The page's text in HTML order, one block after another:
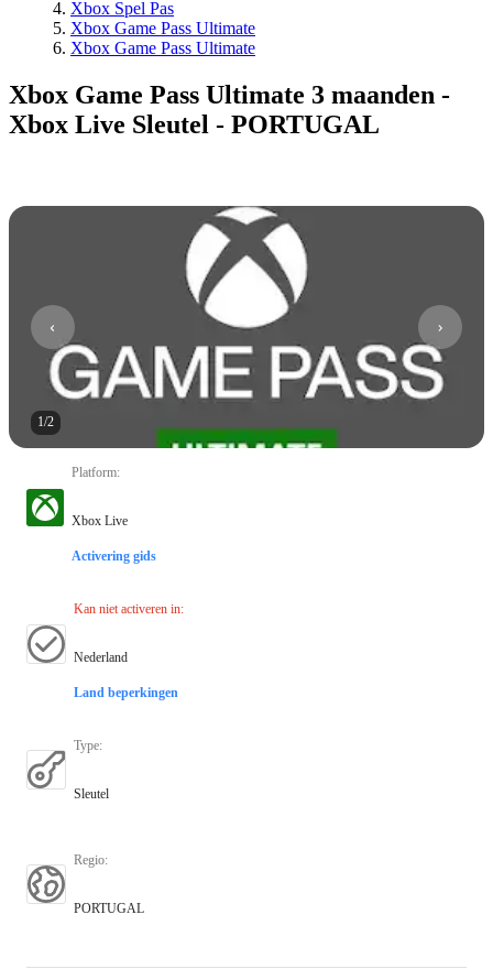
Xbox Spel Pas
Xbox Game Pass Ultimate
Xbox Game Pass Ultimate
Xbox Game Pass Ultimate 3 maanden -
Xbox Live Sleutel - PORTUGAL
1/2
Platform:
Xbox Live
Activering gids
Kan niet activeren in:
Nederland
Land beperkingen
Type:
Sleutel
Regio:
PORTUGAL